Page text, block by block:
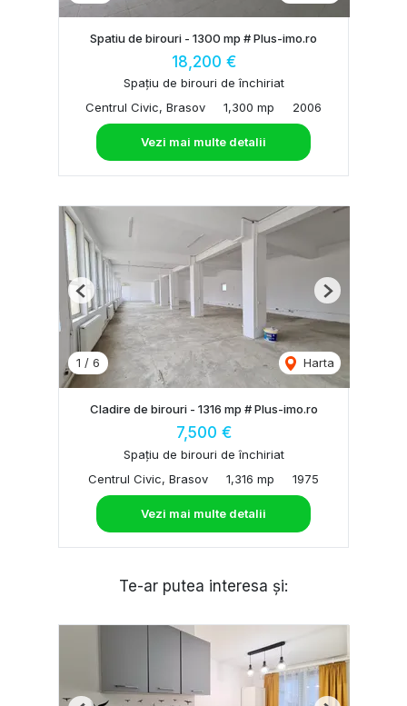
Spatiu de birouri - 1300 mp # Plus-imo.ro
18,200 €
Spațiu de birouri de închiriat
Centrul Civic, Brasov
1,300 mp 2006
Vezi mai multe detalii
1 / 6 Harta
Previous Next
Cladire de birouri - 1316 mp # Plus-imo.ro
7,500 €
Spațiu de birouri de închiriat
Centrul Civic, Brasov
1,316 mp 1975
Vezi mai multe detalii
Te-ar putea interesa și: